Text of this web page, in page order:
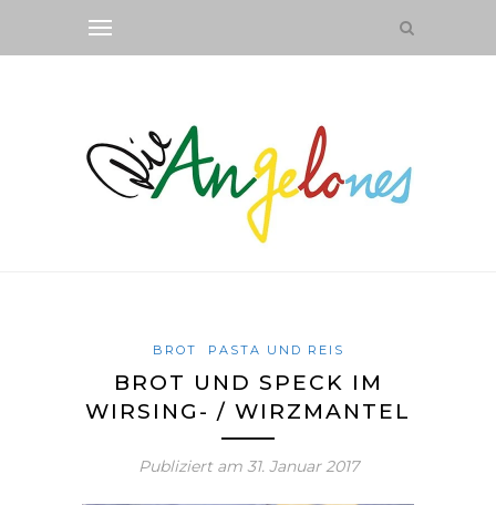
BROT PASTA UND REIS
BROT UND SPECK IM
WIRSING- / WIRZMANTEL
Publiziert am 31. Januar 2017